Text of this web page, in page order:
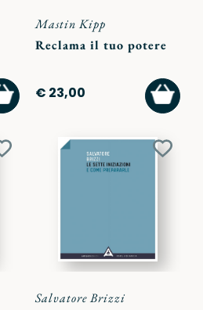
AGGIUNGI
AL
CARRELLO
Mastin Kipp
Reclama il tuo potere
€ 23,00
AL
Aggiungi
Salvatore Brizzi